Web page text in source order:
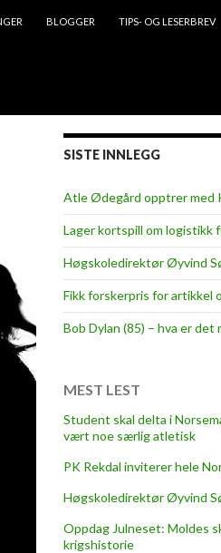
BLOGGER TIPS- OG LESERBREV
SISTE INNLEGG
Atle Ødegård opptrer med
Lager kortspill om logistikk
Høgskoledirektør Øyvind
Fikk forskerpris for artikkel
Bob Dylan (85) – hva er det
MEST LEST
Student skal delta i
vært noe særlig atletisk
PK Rekdal inviterer hele
Høgskoledirektør Øyvind
Oppdag Julneset: Moldes
krigshistorie